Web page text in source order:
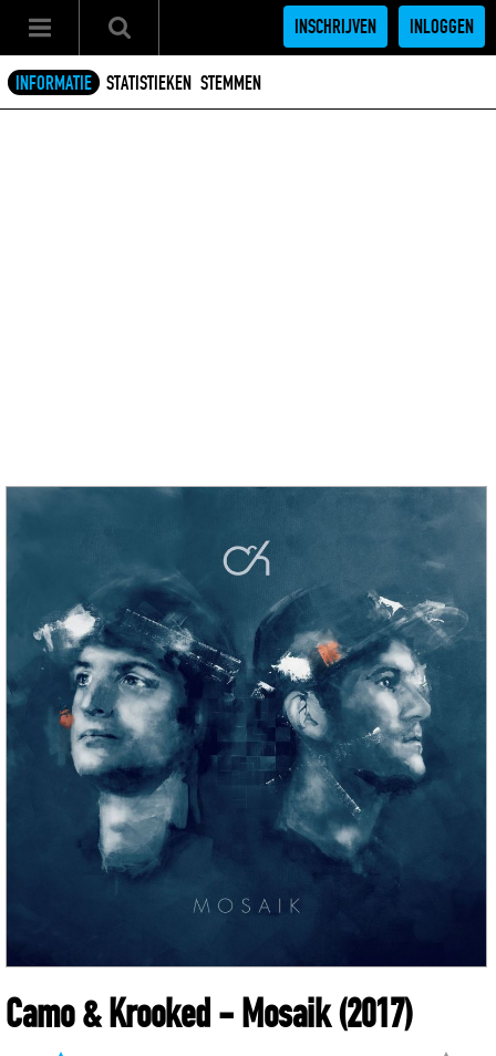
INSCHRIJVEN INLOGGEN
INFORMATIE STATISTIEKEN STEMMEN
Camo & Krooked- Mosaik(2017)